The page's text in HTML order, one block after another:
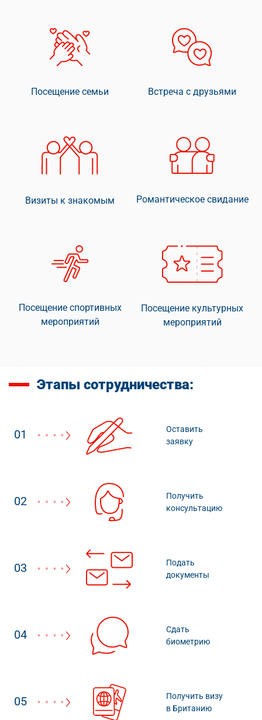
Посещение семьи Встреча с друзьями
Визиты к знакомым Романтическое свидание
Посещение спортивных
мероприятий
Посещение культурных
мероприятий
Этапы сотрудничества:
01
Оставить
заявку
02
Получить
консультацию
03
Подать
документы
04
Сдать
биометрию
05
Получить визу
в Британию